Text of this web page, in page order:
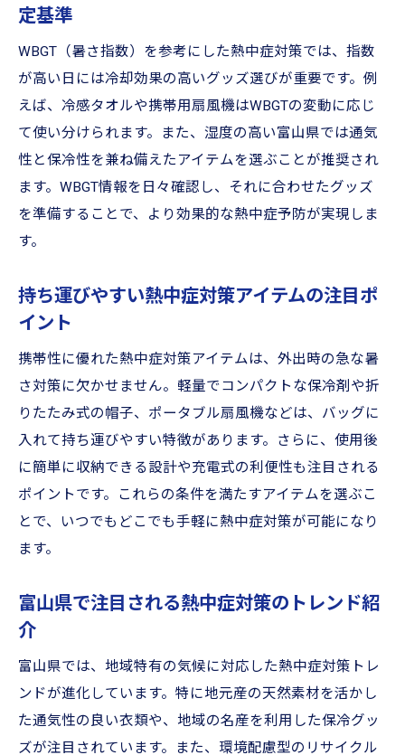
定基準
WBGT（暑さ指数）を参考にした熱中症対策では、指数
が高い日には冷却効果の高いグッズ選びが重要です。例
えば、冷感タオルや携帯用扇風機はWBGTの変動に応じ
て使い分けられます。また、湿度の高い富山県では通気
性と保冷性を兼ね備えたアイテムを選ぶことが推奨され
ます。WBGT情報を日々確認し、それに合わせたグッズ
を準備することで、より効果的な熱中症予防が実現しま
す。
持ち運びやすい熱中症対策アイテムの注目ポ
イント
携帯性に優れた熱中症対策アイテムは、外出時の急な暑
さ対策に欠かせません。軽量でコンパクトな保冷剤や折
りたたみ式の帽子、ポータブル扇風機などは、バッグに
入れて持ち運びやすい特徴があります。さらに、使用後
に簡単に収納できる設計や充電式の利便性も注目される
ポイントです。これらの条件を満たすアイテムを選ぶこ
とで、いつでもどこでも手軽に熱中症対策が可能になり
ます。
富山県で注目される熱中症対策のトレンド紹
介
富山県では、地域特有の気候に対応した熱中症対策トレ
ンドが進化しています。特に地元産の天然素材を活かし
た通気性の良い衣類や、地域の名産を利用した保冷グッ
ズが注目されています。また、環境配慮型のリサイクル